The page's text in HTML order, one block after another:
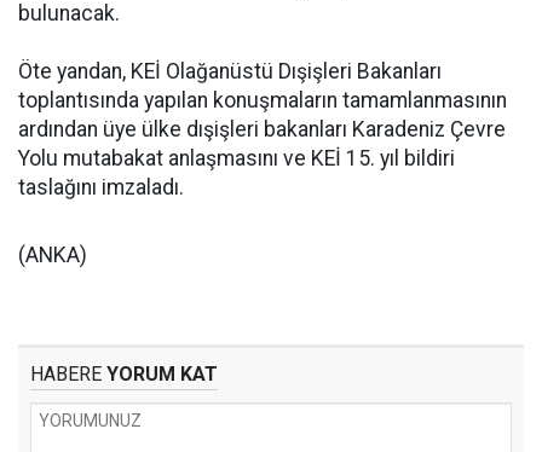
bulunacak.
Öte yandan, KEİ Olağanüstü Dışişleri Bakanları
toplantısında yapılan konuşmaların tamamlanmasının
ardından üye ülke dışişleri bakanları Karadeniz Çevre
Yolu mutabakat anlaşmasını ve KEİ 15. yıl bildiri
taslağını imzaladı.
(ANKA)
HABERE YORUM KAT